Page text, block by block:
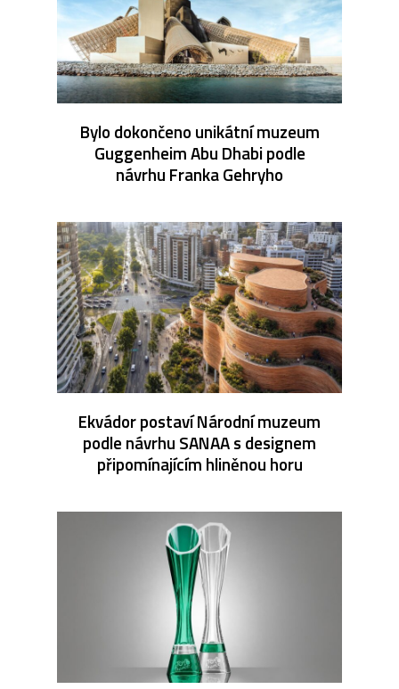
Bylo dokončeno unikátní muzeum
Guggenheim Abu Dhabi podle
návrhu Franka Gehryho
Ekvádor postaví Národní muzeum
podle návrhu SANAA s designem
připomínajícím hliněnou horu